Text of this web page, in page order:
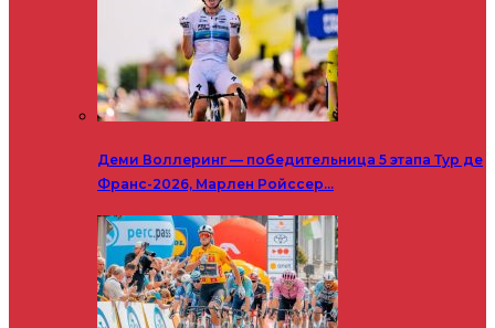
Деми Воллеринг — победительница 5 этапа Тур де
Франс-2026, Марлен Ройссер…